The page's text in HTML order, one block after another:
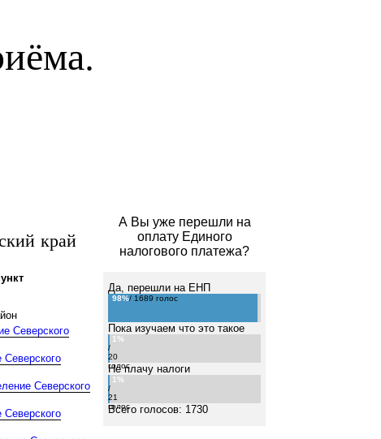
А Вы уже перешли на
оплату Единого
налогового платежа?
Да, перешли на ЕНП
98%/ 1689 голос
Пока изучаем что это такое
1%
/
20
голос
Не плачу налоги
1%
/
21
голос
Всего голосов: 1730
край
Северского
Северского
Северского
Северского